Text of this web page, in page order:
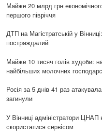
Майже 20 млрд грн
першого півріччя
ДТП на Магістратській у
постраждалий
Майже 10 тисяч голів худоби:
найбільших молочних
Росія за 5 днів 41 раз
загинули
У Вінниці адміністратори
скористатися сервісом